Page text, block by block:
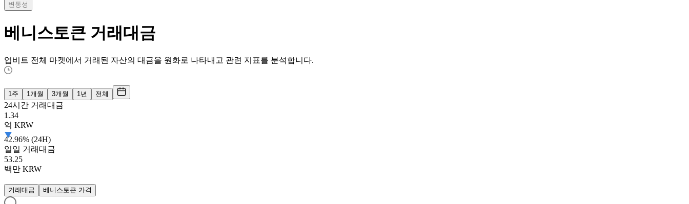
변동성
베니스토큰 거래대금
업비트 전체 마켓에서 거래된 자산의 대금을 원화로 나타내고 관련 지표를 분석합니다.
1주 1개월 3개월 1년 전체
24시간 거래대금
1.34
억 KRW
42.96% (24H)
일일 거래대금
53.25
백만 KRW
거래대금 베니스토큰 가격